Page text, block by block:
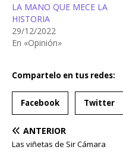
LA MANO QUE MECE LA
HISTORIA
29/12/2022
En «Opinión»
Compartelo en tus redes:
Facebook Twitter
ANTERIOR
Las viñetas de Sir Cámara